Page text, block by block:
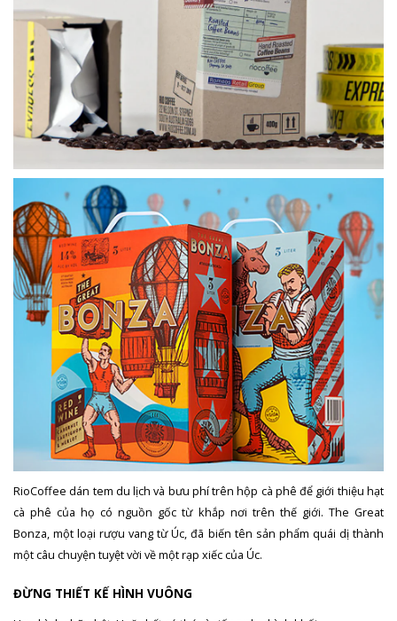
RioCoffee dán tem du lịch và bưu phí trên hộp cà phê để giới thiệu hạt
cà phê của họ có nguồn gốc từ khắp nơi trên thế giới. The Great
Bonza, một loại rượu vang từ Úc, đã biến tên sản phẩm quái dị thành
một câu chuyện tuyệt vời về một rạp xiếc của Úc.
ĐỪNG THIẾT KẾ HÌNH VUÔNG